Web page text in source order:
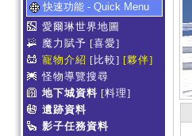
快速功能 - Quick Menu
愛爾琳世界地圖
魔力賦予 [喜愛]
寵物介紹 [比較] [夥伴]
怪物導覽搜尋
地下城資料 [料理]
遺跡資料
影子任務資料